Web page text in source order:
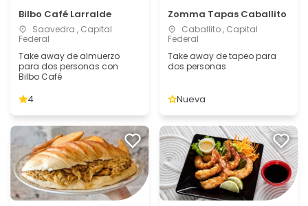
Bilbo Café Larralde
Saavedra , Capital
Federal
Take away de almuerzo
para dos personas con
Bilbo Café
4
Zomma Tapas Caballito
Caballito , Capital
Federal
Take away de tapeo para
dos personas
Nueva